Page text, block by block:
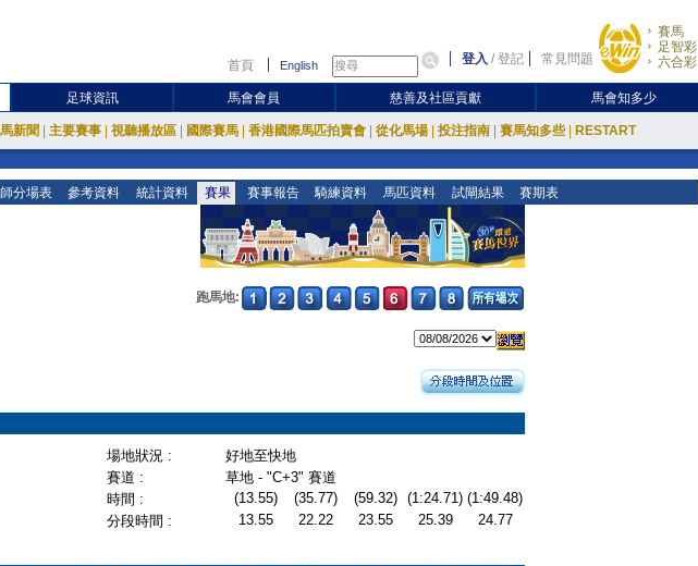
首頁 English 登入 /登記 常見問題
賽馬
足智彩
六合彩
足球資訊 馬會會員 慈善及社區貢獻 馬會知多少
新聞 主要賽事 視聽播放區 國際賽馬 香港國際馬匹拍賣會 從化馬場 投注指南 賽馬知多些 RESTART
分場表 參考資料 統計資料 賽果 賽事報告 騎練資料 馬匹資料 試閘結果 賽期表
跑馬地:
場地狀況 :
好地至快地
賽道 :
草地 - "C+3" 賽道
時間 : (13.55) (35.77) (59.32) (1:24.71) (1:49.48)
分段時間 :
13.55 22.22 23.55 25.39
24.77